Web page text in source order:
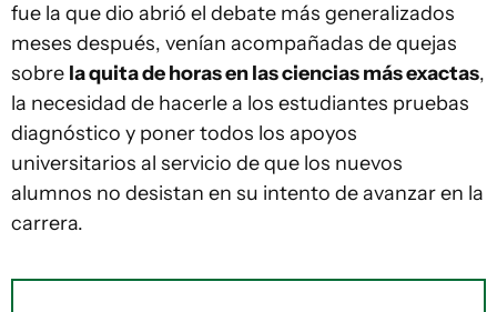
fue la que dio abrió el debate más generalizados
meses después, venían acompañadas de quejas
sobre la quita de horas en las ciencias más exactas,
la necesidad de hacerle a los estudiantes pruebas
diagnóstico y poner todos los apoyos
universitarios al servicio de que los nuevos
alumnos no desistan en su intento de avanzar en la
carrera.